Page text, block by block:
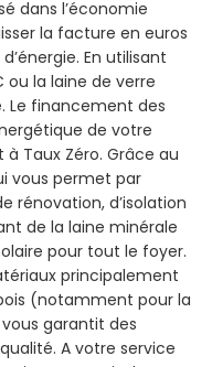
dans l’économie
la facture en euros
En utilisant
ou la laine de verre
Le financement des
de votre
Taux Zéro. Grâce au
vous permet par
rénovation, d’isolation
de la laine minérale
pour tout le foyer.
principalement
(notamment pour la
garantit des
A votre service